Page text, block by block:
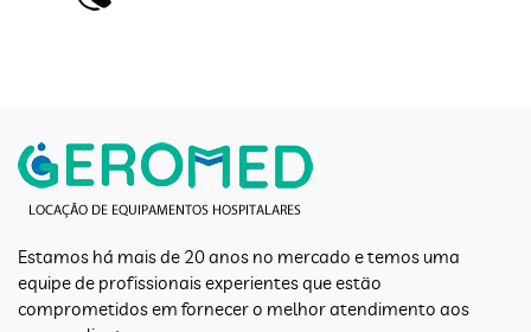
Estamos há mais de 20 anos no mercado e temos uma
equipe de profissionais experientes que estão
comprometidos em fornecer o melhor atendimento aos